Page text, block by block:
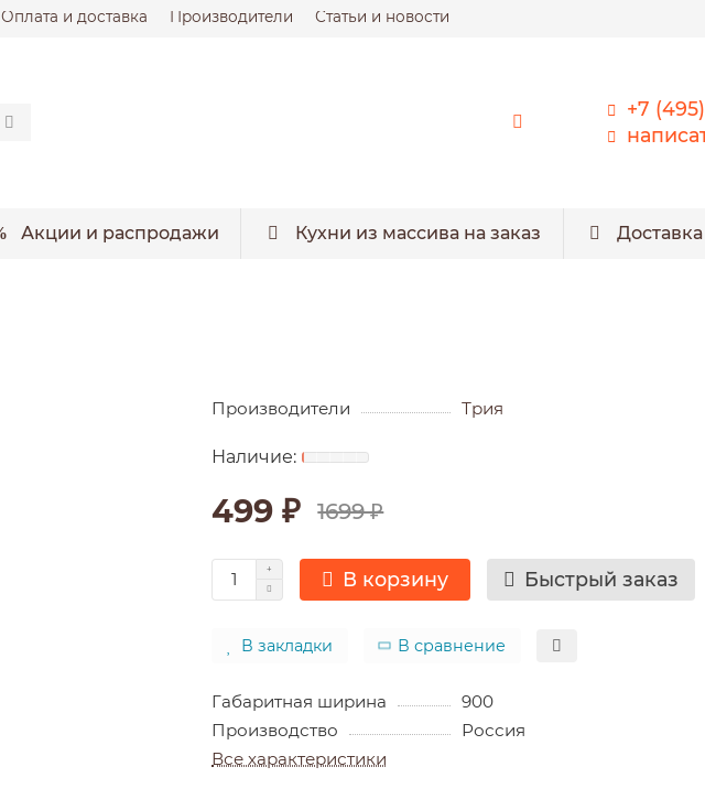
Оплата и доставка Производители Статьи и новости
+7
Акции и распродажи Кухни из массива на заказ Доставка
Производители Трия
499 ₽ 1699 ₽
В корзину Быстрый заказ
В закладки В сравнение
Габаритная ширина
900
Производство
Россия
Все характеристики